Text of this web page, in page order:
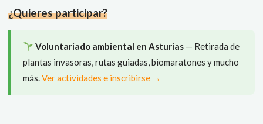
MIDE?"
¿Quieres participar?
Voluntariado ambiental en Asturias— Retirada de
plantas invasoras, rutas guiadas, biomaratones y mucho
más.Ver actividades e inscribirse →